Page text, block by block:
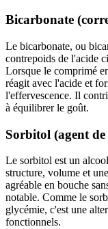
Bicarbonate
Le bicarbonate, ou
contrepoids de l'acide
Lorsque le comprimé
réagit avec l'acide et
l'effervescence. Il
à équilibrer le goût.
Sorbitol (agent de
Le sorbitol est un
structure, volume et
agréable en bouche
notable. Comme le
glycémie, c'est une
fonctionnels.